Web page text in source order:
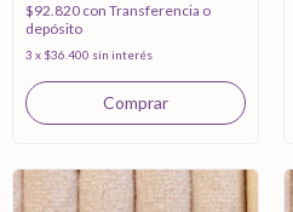
$92.820 con Transferencia o
depósito
3 x $36.400 sin interés